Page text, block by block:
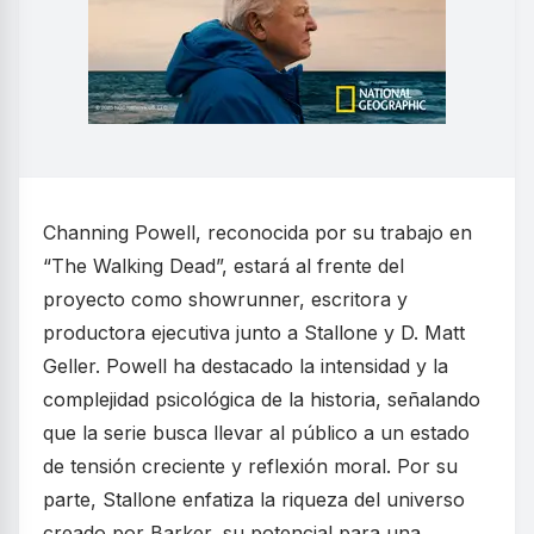
Channing Powell, reconocida por su trabajo en
“The Walking Dead”, estará al frente del
proyecto como showrunner, escritora y
productora ejecutiva junto a Stallone y D. Matt
Geller. Powell ha destacado la intensidad y la
complejidad psicológica de la historia, señalando
que la serie busca llevar al público a un estado
de tensión creciente y reflexión moral. Por su
parte, Stallone enfatiza la riqueza del universo